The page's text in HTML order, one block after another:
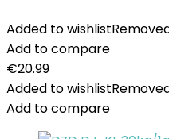
Added to wishlist
Add to compare
€20.99
Added to wishlist
Add to compare